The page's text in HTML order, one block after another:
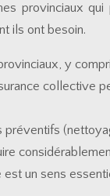
provinciaux
ils ont besoin.
y
collective
un sens